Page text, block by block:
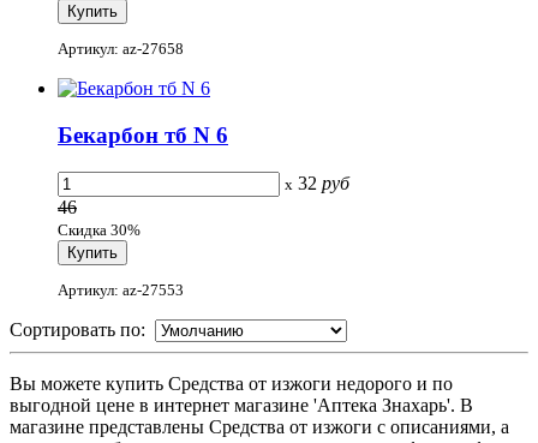
Артикул: az-27658
Бекарбон тб N 6
x 32 руб
46
Скидка 30%
Артикул: az-27553
Сортировать по:
Вы можете купить Средства от изжоги недорого и по
выгодной цене в интернет магазине 'Аптека Знахарь'. В
магазине представлены Средства от изжоги с описаниями, а